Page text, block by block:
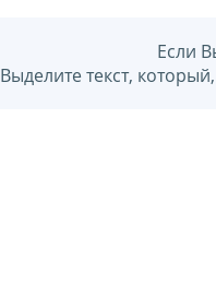
Если
Выделите текст,